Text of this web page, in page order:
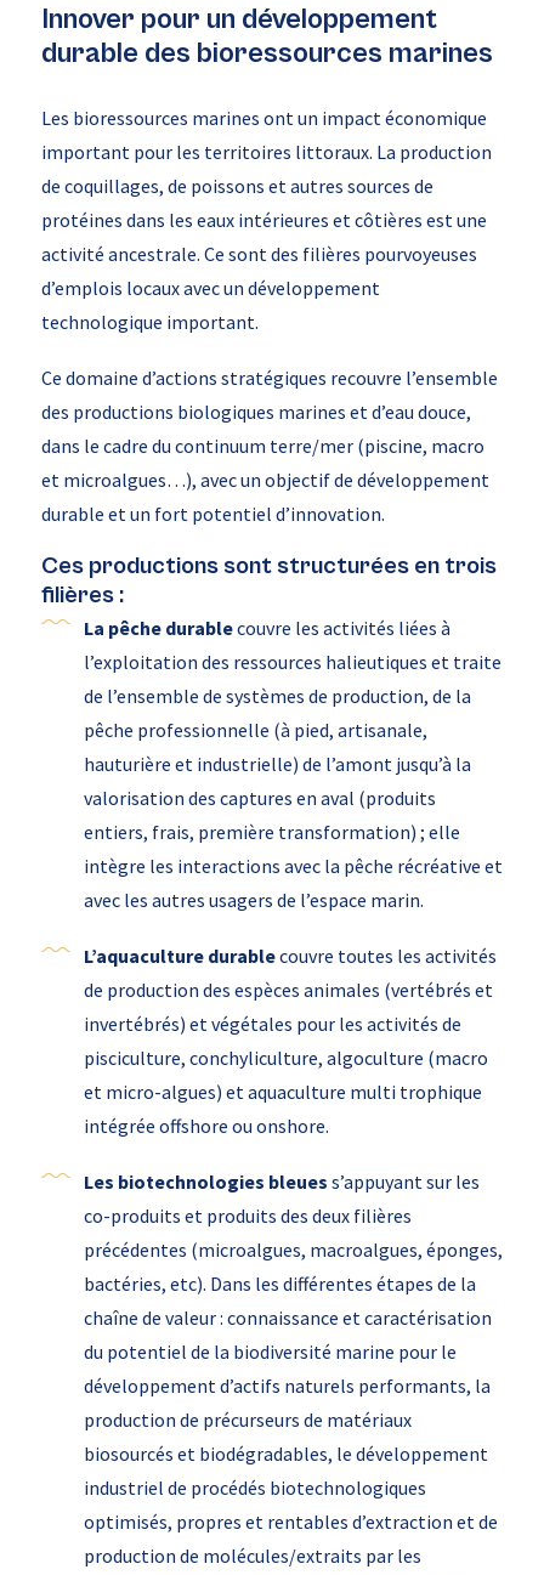
Innover pour un développement
durable des bioressources marines
Les bioressources marines ont un impact économique
important pour les territoires littoraux. La production
de coquillages, de poissons et autres sources de
protéines dans les eaux intérieures et côtières est une
activité ancestrale. Ce sont des filières pourvoyeuses
d’emplois locaux avec un développement
technologique important.
Ce domaine d’actions stratégiques recouvre l’ensemble
des productions biologiques marines et d’eau douce,
dans le cadre du continuum terre/mer (piscine, macro
et microalgues…), avec un objectif de développement
durable et un fort potentiel d’innovation.
Ces productions sont structurées en trois
filières :
La pêche durablecouvre les activités liées à
l’exploitation des ressources halieutiques et traite
de l’ensemble de systèmes de production, de la
pêche professionnelle (à pied, artisanale,
hauturière et industrielle) de l’amont jusqu’à la
valorisation des captures en aval (produits
entiers, frais, première transformation) ; elle
intègre les interactions avec la pêche récréative et
avec les autres usagers de l’espace marin.
L’aquaculture durablecouvre toutes les activités
de production des espèces animales (vertébrés et
invertébrés) et végétales pour les activités de
pisciculture, conchyliculture, algoculture (macro
et micro-algues) et aquaculture multi trophique
intégrée offshore ou onshore.
Les biotechnologies bleues s’appuyant sur les
co-produits et produits des deux filières
précédentes (microalgues, macroalgues, éponges,
bactéries, etc). Dans les différentes étapes de la
chaîne de valeur : connaissance et caractérisation
du potentiel de la biodiversité marine pour le
développement d’actifs naturels performants, la
production de précurseurs de matériaux
biosourcés et biodégradables, le développement
industriel de procédés biotechnologiques
optimisés, propres et rentables d’extraction et de
production de molécules/extraits par les